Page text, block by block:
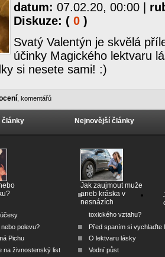
datum: 07.02.20, 00:00
Diskuze: ( 0 )
Svatý Valentýn je skvělá
účinky Magického lektvaru
si nesete sami! :)
komentářů
články
polevu?
Pichu
na živnostenský list
Nejnovější články
Jak zaujmout muže
aneb kráska v
nesnázích
toxického vztahu?
Před spaním si vychlaďte
O lektvaru lásky
Vodní půst